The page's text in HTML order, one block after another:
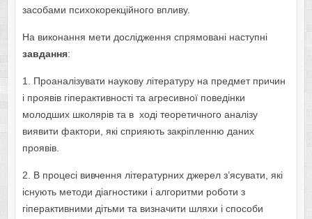
засобами психокорекційного впливу.
На виконання мети дослідження спрямовані наступні
завдання:
1. Проаналізувати наукову літературу на предмет причин
і проявів гіперактивності та агресивної поведінки
молодших школярів та в ході теоретичного аналізу
виявити фактори, які сприяють закріпленню даних
проявів.
2. В процесі вивчення літературних джерел з’ясувати, які
існують методи діагностики і алгоритми роботи з
гіперактивними дітьми та визначити шляхи і способи